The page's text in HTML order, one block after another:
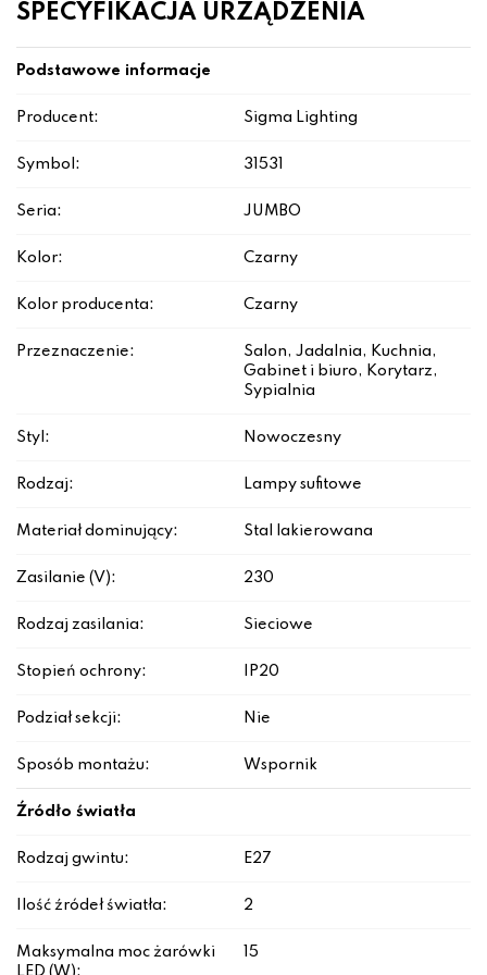
SPECYFIKACJA URZĄDZENIA
Podstawowe informacje
Producent: Sigma Lighting
Symbol: 31531
Seria: JUMBO
Kolor: Czarny
Kolor producenta: Czarny
Przeznaczenie:
Salon, Jadalnia, Kuchnia,
Gabinet i biuro, Korytarz,
Sypialnia
Styl: Nowoczesny
Rodzaj: Lampy sufitowe
Materiał dominujący: Stal lakierowana
Zasilanie (V): 230
Rodzaj zasilania: Sieciowe
Stopień ochrony: IP20
Podział sekcji: Nie
Sposób montażu: Wspornik
Źródło światła
Rodzaj gwintu: E27
Ilość źródeł światła: 2
Maksymalna moc żarówki
15